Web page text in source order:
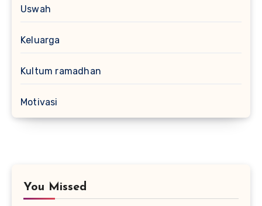
Uswah
Keluarga
Kultum ramadhan
Motivasi
You Missed